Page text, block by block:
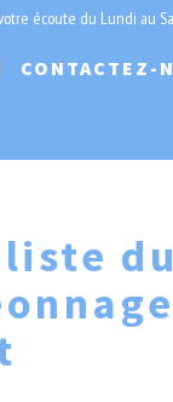
écoute du Lundi au
CONTACTEZ-
du